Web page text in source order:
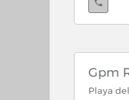
Gpm
Playa